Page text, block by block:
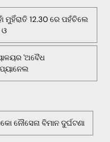
ମୁହିଁରାତି 12.30 ରେ ପହଁଚିଲେ
'ଅବୈଧ
ପ୍ୟାନେଲ
ନୌସେନା ବିମାନ ଦୁର୍ଘଟଣା